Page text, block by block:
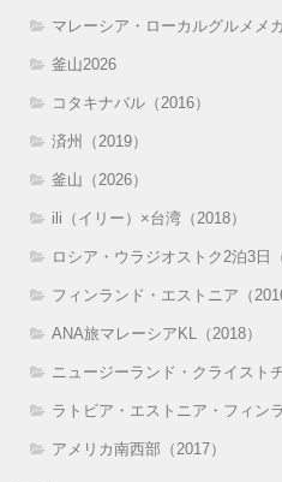
マレーシア・ローカルグルメメ
釜山2026
コタキナバル（2016）
済州（2019）
釜山（2026）
ili（イリー）×台湾（2018）
ロシア・ウラジオストク2泊3日
フィンランド・エストニア（
ANA旅マレーシアKL（2018）
ニュージーランド・クライスト
ラトビア・エストニア・フィン
アメリカ南西部（2017）